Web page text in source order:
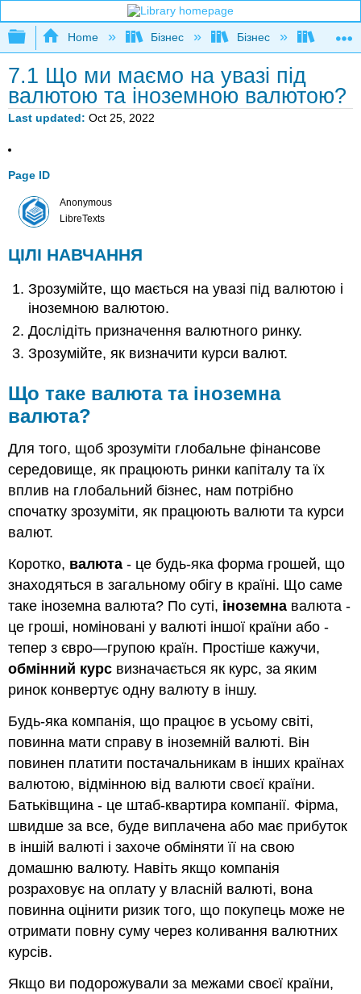
Expand/collapse global hierarchy
Home Бізнес Бізнес
7.1 Що ми маємо на увазі під
валютою та іноземною валютою?
Last updated Oct 25, 2022
Page ID
Anonymous
LibreTexts
ЦІЛІ НАВЧАННЯ
Зрозумійте, що мається на увазі під валютою і
іноземною валютою.
Дослідіть призначення валютного ринку.
Зрозумійте, як визначити курси валют.
Що таке валюта та іноземна
валюта?
Для того, щоб зрозуміти глобальне фінансове
середовище, як працюють ринки капіталу та їх
вплив на глобальний бізнес, нам потрібно
спочатку зрозуміти, як працюють валюти та курси
валют.
Коротко, валюта - це будь-яка форма грошей, що
знаходяться в загальному обігу в країні. Що саме
таке іноземна валюта? По суті, іноземна валюта -
це гроші, номіновані у валюті іншої країни або -
тепер з євро—групою країн. Простіше кажучи,
обмінний курс визначається як курс, за яким
ринок конвертує одну валюту в іншу.
Будь-яка компанія, що працює в усьому світі,
повинна мати справу в іноземній валюті. Він
повинен платити постачальникам в інших країнах
валютою, відмінною від валюти своєї країни.
Батьківщина - це штаб-квартира компанії. Фірма,
швидше за все, буде виплачена або має прибуток
в іншій валюті і захоче обміняти її на свою
домашню валюту. Навіть якщо компанія
розраховує на оплату у власній валюті, вона
повинна оцінити ризик того, що покупець може не
отримати повну суму через коливання валютних
курсів.
Якщо ви подорожували за межами своєї країни,